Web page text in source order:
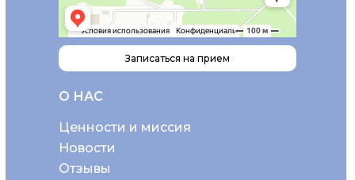
О НАС
Ценности и миссия
Новости
Отзывы
Записаться на прием